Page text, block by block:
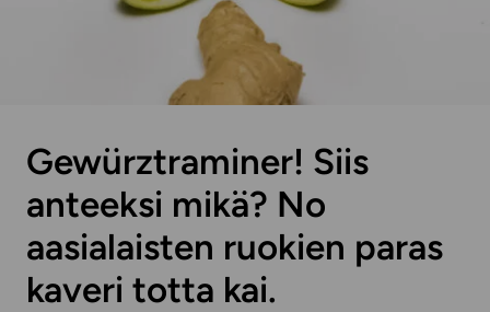
Gewürztraminer! Siis
anteeksi mikä? No
aasialaisten ruokien paras
kaveri totta kai.